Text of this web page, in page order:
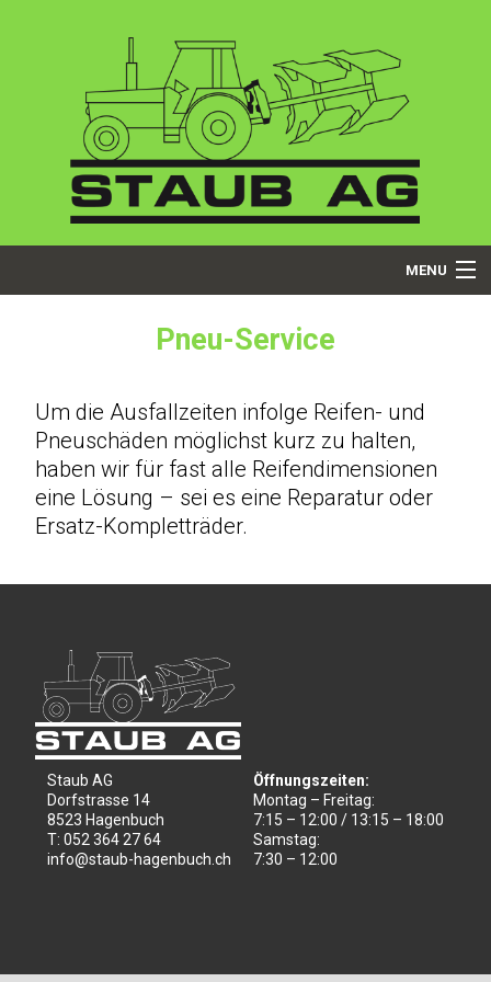
MENU
Dienstleistungen
Produkte
Occasionen
Kontakt
Pneu-Service
Um die Ausfallzeiten infolge Reifen- und
Pneuschäden möglichst kurz zu halten,
haben wir für fast alle Reifendimensionen
eine Lösung – sei es eine Reparatur oder
Ersatz-Kompletträder.
Staub AG
Dorfstrasse 14
8523 Hagenbuch
T: 052 364 27 64
info@staub-hagenbuch.ch
Öffnungszeiten:
Montag – Freitag:
7:15 – 12:00 / 13:15 – 18:00
Samstag:
7:30 – 12:00